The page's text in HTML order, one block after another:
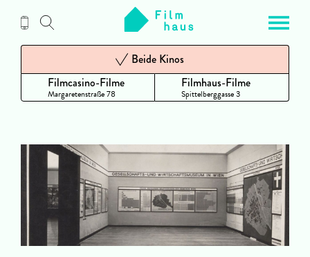
Inhalt
Filmcasino-Filme
Margaretenstraße 78
Beide Kinos
Filmhaus-Filme
Spittelberggasse 3